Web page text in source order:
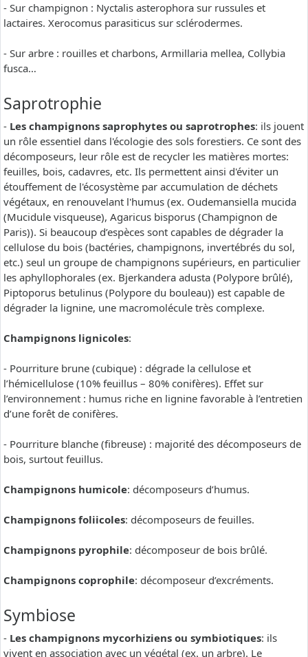
- Sur champignon : Nyctalis asterophora sur russules et
lactaires. Xerocomus parasiticus sur sclérodermes.
- Sur arbre : rouilles et charbons, Armillaria mellea, Collybia
fusca…
Saprotrophie
- Les champignons saprophytes ou saprotrophes: ils jouent
un rôle essentiel dans l'écologie des sols forestiers. Ce sont des
décomposeurs, leur rôle est de recycler les matières mortes:
feuilles, bois, cadavres, etc. Ils permettent ainsi d'éviter un
étouffement de l'écosystème par accumulation de déchets
végétaux, en renouvelant l'humus (ex. Oudemansiella mucida
(Mucidule visqueuse), Agaricus bisporus (Champignon de
Paris)). Si beaucoup d’espèces sont capables de dégrader la
cellulose du bois (bactéries, champignons, invertébrés du sol,
etc.) seul un groupe de champignons supérieurs, en particulier
les aphyllophorales (ex. Bjerkandera adusta (Polypore brûlé),
Piptoporus betulinus (Polypore du bouleau)) est capable de
dégrader la lignine, une macromolécule très complexe.
Champignons lignicoles:
- Pourriture brune (cubique) : dégrade la cellulose et
l’hémicellulose (10% feuillus – 80% conifères). Effet sur
l’environnement : humus riche en lignine favorable à l’entretien
d’une forêt de conifères.
- Pourriture blanche (fibreuse) : majorité des décomposeurs de
bois, surtout feuillus.
Champignons humicole: décomposeurs d’humus.
Champignons foliicoles: décomposeurs de feuilles.
Champignons pyrophile: décomposeur de bois brûlé.
Champignons coprophile: décomposeur d’excréments.
Symbiose
- Les champignons mycorhiziens ou symbiotiques: ils
vivent en association avec un végétal (ex. un arbre). Le